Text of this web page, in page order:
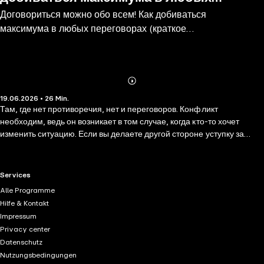
переговорах (краткое изложение)
Договориться можно обо всем! Как добиваться
максимума в любых переговорах (краткое
Mehr
19.06.2026 • 26 Min.
Там, где нет противоречия, нет и переговоров. Конфликт
необходим, ведь он возникает в том случае, когда кто-то хочет
изменить ситуацию. Если вы делаете другой стороне уступку за
против вашей воли, то это тоже не переговоры. О переговорах
совместному решению. Итак, переговоры – это всегда обмен. Автор
процесса Гэвин Кеннеди говорит, что в переговорах лучше быть
дядюшкой Скруджем, чем святым Франциском Ассизским. Никогда
ничего не уступайте, не получив что-то взамен! А чтобы
обмениваться, надо досконально прояснить интересы другой
RTL+ useful links.
Services
Alle Programme
Hilfe & Kontakt
Impressum
Privacy center
Datenschutz
Nutzungsbedingungen